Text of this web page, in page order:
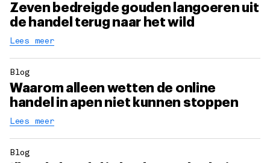
Zeven bedreigde gouden langoeren uit
de handel terug naar het wild
Lees meer
Blog
Waarom alleen wetten de online
handel in apen niet kunnen stoppen
Lees meer
Blog